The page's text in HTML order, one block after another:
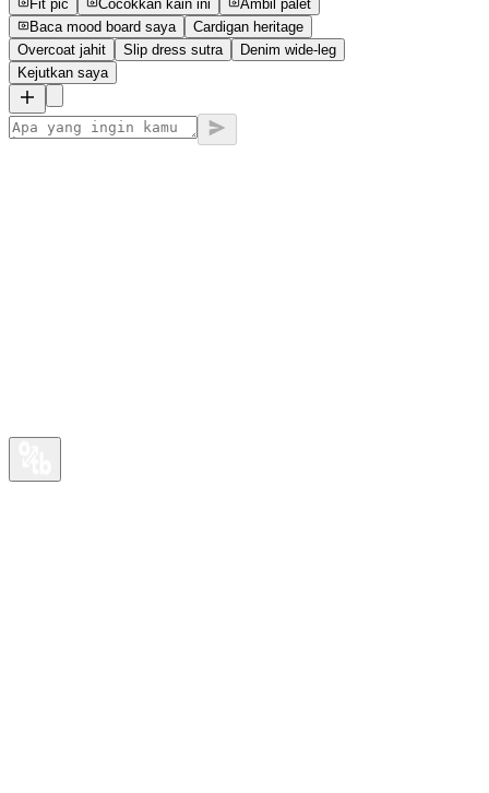
Fit pic Cocokkan kain ini
Ambil palet
Baca mood board saya
Cardigan heritage
Overcoat jahit
Slip dress sutra
Denim wide-leg
Kejutkan saya